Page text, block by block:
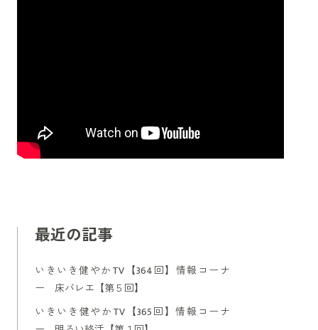
最近の記事
いきいき健やかTV【364回】情報コーナ
ー 床バレエ【第５回】
いきいき健やかTV【365回】情報コーナ